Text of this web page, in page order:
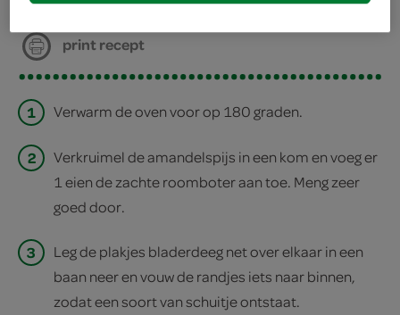
deel op facebook
print recept
1 Verwarm de oven voor op 180 graden.
2
Verkruimel de amandelspijs in een kom en voeg er
1 eien de zachte roomboter aan toe. Meng zeer
goed door.
3
Leg de plakjes bladerdeeg net over elkaar in een
baan neer en vouw de randjes iets naar binnen,
zodat een soort van schuitje ontstaat.